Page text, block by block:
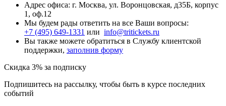
Адрес офиса: г. Москва, ул. Воронцовская, д35Б, корпус
1, оф.12
Мы будем рады ответить на все Ваши вопросы:
+7 (495) 649-1331 или info@tritickets.ru
Вы также можете обратиться в Службу клиентской
поддержки, заполнив форму
Скидка 3% за подписку
Подпишитесь на рассылку, чтобы быть в курсе последних
событий